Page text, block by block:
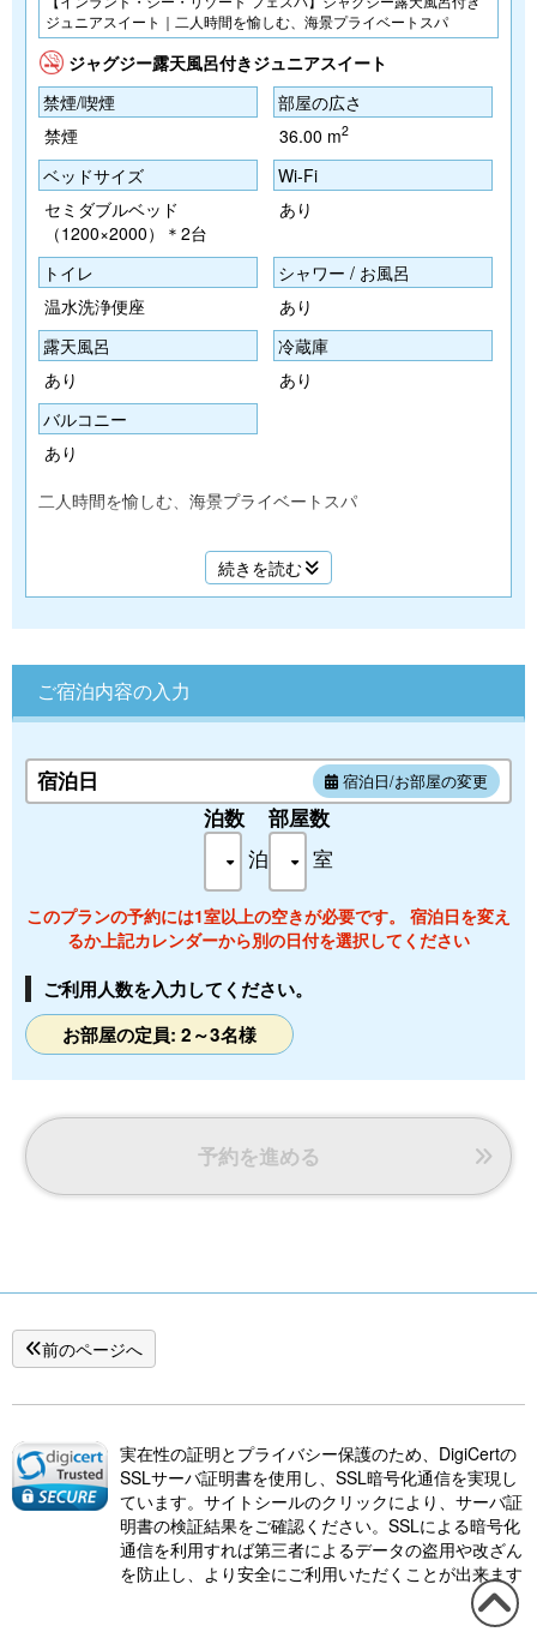
ジュニアスイート｜二人時間を愉しむ、海景プライベートスパ
ジャグジー露天風呂付きジュニアスイート
禁煙/喫煙
禁煙
部屋の広さ
36.00 m2
ベッドサイズ
セミダブルベッド
（1200×2000）＊2台
Wi-Fi
あり
トイレ
温水洗浄便座
シャワー / お風呂
あり
露天風呂
あり
冷蔵庫
あり
バルコニー
あり
二人時間を愉しむ、海景プライベートスパ
■広さ：広さ37㎡＋バルコニー5㎡
3名様目は、ソファーベッドとなります。
■設備:プライベートバルコニー/無料Wi-Fi/テレビ/テーブル/イ
ス/ソファ/ミニ冷蔵庫/湯沸かしポット/ReFaヘアドライヤー
■アメニティ:湯あみかご/バスタオル/フェイスタオル/館内着/
たび靴下/歯ブラシセット/マウスウォッシュ/コットン・綿
棒・髪ゴム/カミソリ/ヘアブラシ/シャワーキャップ/ボディタ
オル/サウナハット/シャンプー/リンス/ボディーソープ
旧：特別洋室ツイン【306/307】※露天風呂・トイレ付き
続きを読む
ご宿泊内容の入力
宿泊日 宿泊日/お部屋の変更
泊数
泊
部屋数
室
このプランの予約には1室以上の空きが必要です。 宿泊日を変え
るか上記カレンダーから別の日付を選択してください
ご利用人数を入力してください。
お部屋の定員: 2～3名様
予約を進める
前のページへ
実在性の証明とプライバシー保護のため、DigiCertの
SSLサーバ証明書を使用し、SSL暗号化通信を実現し
ています。サイトシールのクリックにより、サーバ証
明書の検証結果をご確認ください。SSLによる暗号化
通信を利用すれば第三者によるデータの盗用や改ざん
を防止し、より安全にご利用いただくことが出来ます